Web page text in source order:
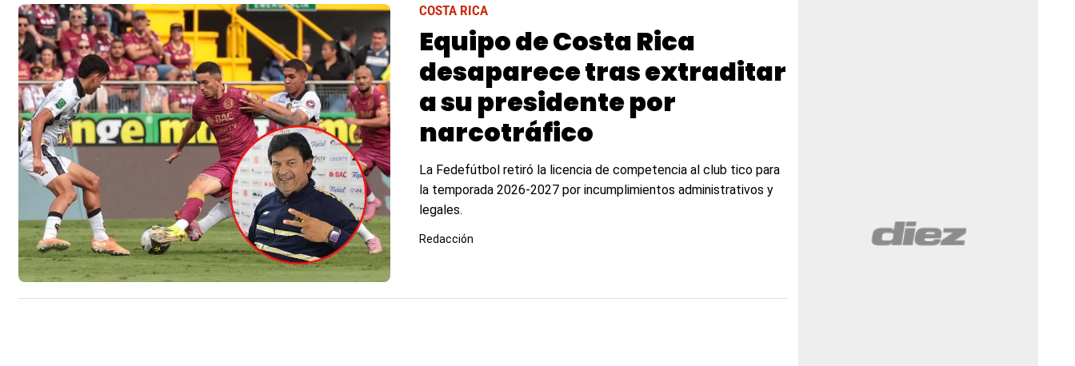
COSTA RICA
Equipo de Costa Rica
desaparece tras extraditar
a su presidente por
narcotráfico
La Fedefútbol retiró la licencia de competencia al club tico para
la temporada 2026-2027 por incumplimientos administrativos y
legales.
Redacción